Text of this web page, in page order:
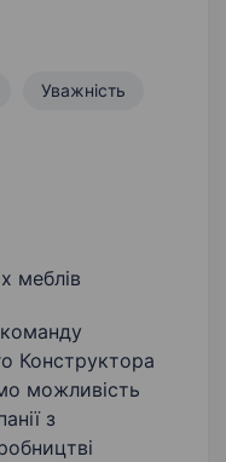
Уважність
меблів
Конструктора
можливість
з